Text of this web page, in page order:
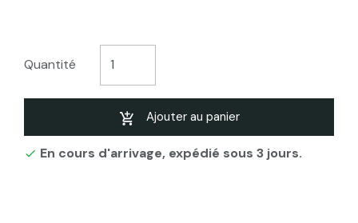
Quantité
Ajouter au panier
 En cours d'arrivage, expédié sous 3 jours.